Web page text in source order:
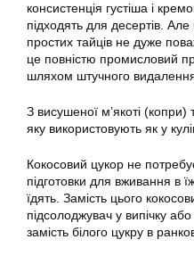
консистенція густіша і
підходять для десертів.
простих тайців не дуже
це повністю промисловий
шляхом штучного
З висушеної м’якоті (копри)
яку використовують як у
Кокосовий цукор не
підготовки для вживання в
їдять. Замість цього
підсолоджувач у випічку
замість білого цукру в